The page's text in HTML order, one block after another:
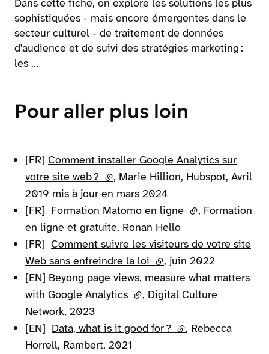
Dans cette fiche, on explore les solutions les plus
sophistiquées - mais encore émergentes dans le
secteur culturel - de traitement de données
d'audience et de suivi des stratégies marketing :
les …
Pour aller plus loin
[FR] Comment installer Google Analytics sur
votre site web ? (lien externe)
, Marie Hillion, Hubspot, Avril
2019 mis à jour en mars 2024
[FR] Formation Matomo en ligne (lien externe)
, Formation
en ligne et gratuite, Ronan Hello
[FR] Comment suivre les visiteurs de votre site
Web sans enfreindre la loi (lien externe)
, juin 2022
[EN] Beyong page views, measure what matters
with Google Analytics (lien externe)
, Digital Culture
Network, 2023
[EN] Data, what is it good for ? (lien externe)
, Rebecca
Horrell, Rambert, 2021